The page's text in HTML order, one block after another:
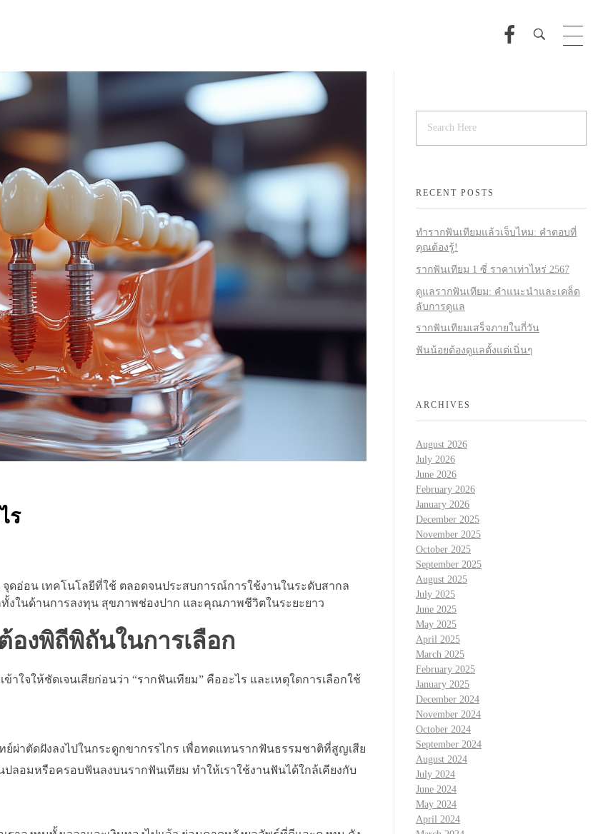
ร
จุดอ่อน เทคโนโลยีที่ใช้ ตลอดจนประสบการณ์การใช้งานในระดับสากล
งในด้านการลงทุน สุขภาพช่องปาก และคุณภาพชีวิตในระยะยาว
องพิถีพิถันในการเลือก
ใจให้ชัดเจนเสียก่อนว่า “รากฟันเทียม” คืออะไร และเหตุใดการเลือกใช้
ผ่าตัดฝังลงไปในกระดูกขากรรไกร เพื่อทดแทนรากฟันธรรมชาติที่สูญเสีย
ลอมหรือครอบฟันลงบนรากฟันเทียม ทำให้เราใช้งานฟันได้ใกล้เคียงกับ
RECENT POSTS
ทำรากฟันเทียมแล้วเจ็บไหม: คำตอบที่
คุณต้องรู้!
รากฟันเทียม 1 ซี่ ราคาเท่าไหร่ 2567
ดูแลรากฟันเทียม: คำแนะนำและเคล็ด
ลับการดูแล
รากฟันเทียมเสร็จภายในกี่วัน
ฟันน้อยต้องดูแลตั้งแต่เนิ่นๆ
ARCHIVES
August 2026
July 2026
June 2026
February 2026
January 2026
December 2025
November 2025
October 2025
September 2025
August 2025
July 2025
June 2025
May 2025
April 2025
March 2025
February 2025
January 2025
December 2024
November 2024
October 2024
September 2024
August 2024
July 2024
June 2024
May 2024
April 2024